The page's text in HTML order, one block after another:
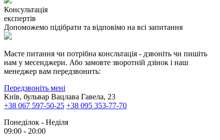
Консультація
експертів
Допоможемо підібрати та відповімо на всі запитання
Маєте питання чи потрібна консльтація - дзвоніть чи пишіть
нам у месенджери. Або замовте зворотній дзінок і наш
менеджер вам передзвонить:
Передзвоніть мені
Київ, бульвар Вацлава Гавела, 23
+38 067 597-50-25 +38 095 353-77-70
Понеділок - Неділя
09:00 - 20:00